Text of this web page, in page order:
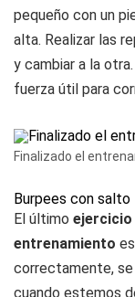
pequeño con un
alta. Realizar las
y cambiar a la
fuerza útil para
Finalizado el
Burpees con salto
El último ejercicio
entrenamiento
correctamente,
cuando estemos